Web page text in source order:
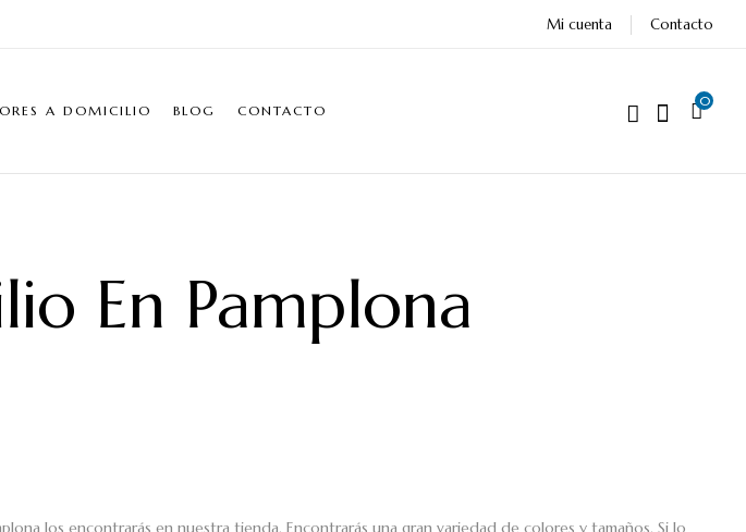
Mi cuenta Contacto
A DOMICILIO BLOG CONTACTO
0
En Pamplona
los encontrarás en nuestra tienda. Encontrarás una gran variedad de colores y tamaños. Si lo